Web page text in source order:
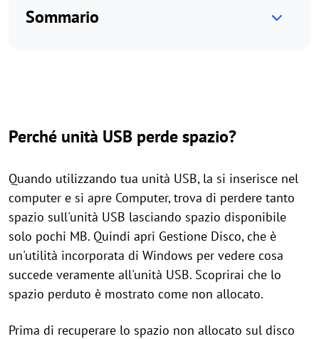
Sommario
Perché unità USB perde spazio?
Quando utilizzando tua unità USB, la si inserisce nel
computer e si apre Computer, trova di perdere tanto
spazio sull'unità USB lasciando spazio disponibile
solo pochi MB. Quindi apri Gestione Disco, che è
un'utilità incorporata di Windows per vedere cosa
succede veramente all'unità USB. Scoprirai che lo
spazio perduto è mostrato come non allocato.
Prima di recuperare lo spazio non allocato sul disco